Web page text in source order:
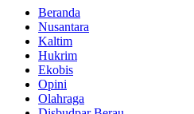
Beranda
Nusantara
Kaltim
Hukrim
Ekobis
Opini
Olahraga